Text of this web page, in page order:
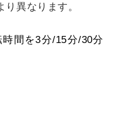
異なります。
間を3分/15分/30分